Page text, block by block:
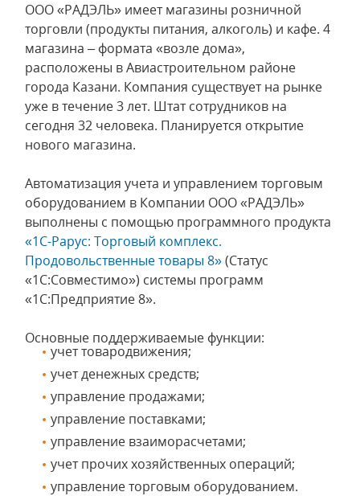
ООО «РАДЭЛЬ» имеет магазины розничной
торговли (продукты питания, алкоголь) и кафе. 4
магазина – формата «возле дома»,
расположены в Авиастроительном районе
города Казани. Компания существует на рынке
уже в течение 3 лет. Штат сотрудников на
сегодня 32 человека. Планируется открытие
нового магазина.
Автоматизация учета и управлением торговым
оборудованием в Компании ООО «РАДЭЛЬ»
выполнены с помощью программного продукта
«1С-Рарус: Торговый комплекс.
Продовольственные товары 8»(Статус
«1С:Совместимо») системы программ
«1С:Предприятие 8».
Основные поддерживаемые функции:
учет товародвижения;
учет денежных средств;
управление продажами;
управление поставками;
управление взаиморасчетами;
учет прочих хозяйственных операций;
управление торговым оборудованием.